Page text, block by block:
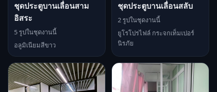
ชุดประตูบานเลื่อนสาม
อิสระ
5 รูปในชุดงานนี้
อลูมิเนียมสีขาว
ชุดประตูบานเลื่อนสลับ
2 รูปในชุดงานนี้
ยูโรโปรไฟล์ กระจกเท็มเปอร์
นิรภัย